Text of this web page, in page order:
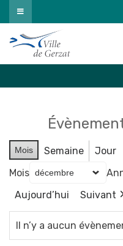
Passer
au
contenu
Mois Semaine
Jour
Mois
Aujourd’hui
Suivant
Il n’y a aucun